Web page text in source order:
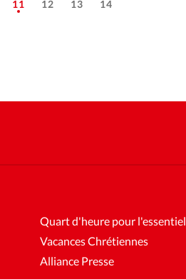
11 12 13 14
Quart d'heure pour l'essentiel
Vacances Chrétiennes
Alliance Presse